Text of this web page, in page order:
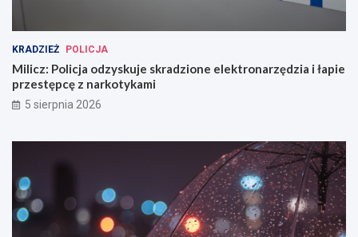
KRADZIEŻ POLICJA
Milicz: Policja odzyskuje skradzione elektronarzędzia i łapie
przestępcę z narkotykami
5 sierpnia 2026